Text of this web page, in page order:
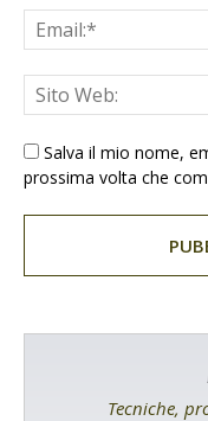
Salva il mio nome,
prossima volta che
Tecniche,